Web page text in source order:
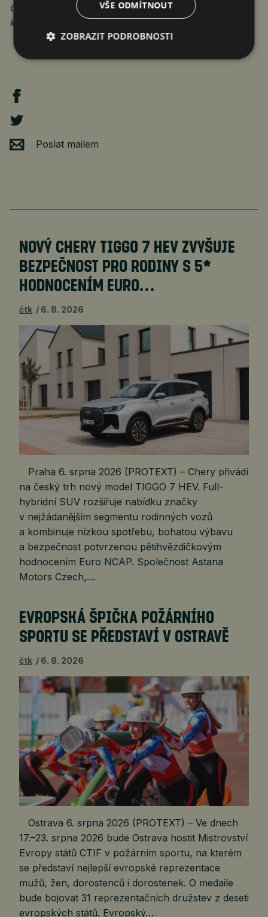
ČTK Connect ke zprávě vydává obrazovou přílohu,
která je k dispozici na adrese
Poslat mailem
NOVÝ CHERY TIGGO 7 HEV ZVYŠUJE
BEZPEČNOST PRO RODINY S 5*
HODNOCENÍM EURO…
čtk 6. 8. 2026
Praha 6. srpna 2026 (PROTEXT) – Chery přivádí
na český trh nový model TIGGO 7 HEV. Full-
hybridní SUV rozšiřuje nabídku značky
v nejžádanějším segmentu rodinných vozů
a kombinuje nízkou spotřebu, bohatou výbavu
a bezpečnost potvrzenou pětihvězdičkovým
hodnocením Euro NCAP. Společnost Astana
Motors Czech,…
EVROPSKÁ ŠPIČKA POŽÁRNÍHO
SPORTU SE PŘEDSTAVÍ V OSTRAVĚ
čtk 6. 8. 2026
Ostrava 6. srpna 2026 (PROTEXT) – Ve dnech
17.–23. srpna 2026 bude Ostrava hostit Mistrovství
Evropy států CTIF v požárním sportu, na kterém
se představí nejlepší evropské reprezentace
mužů, žen, dorostenců i dorostenek. O medaile
bude bojovat 31 reprezentačních družstev z deseti
evropských států. Evropský…
VŠE ODMÍTNOUT
ZOBRAZIT PODROBNOSTI